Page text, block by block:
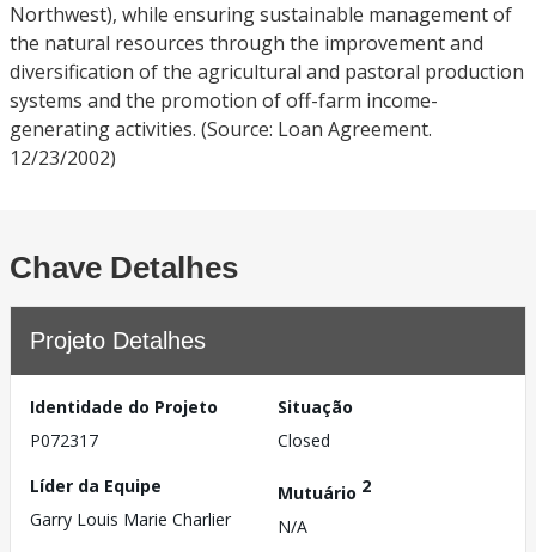
Northwest), while ensuring sustainable management of
the natural resources through the improvement and
diversification of the agricultural and pastoral production
systems and the promotion of off-farm income-
generating activities. (Source: Loan Agreement.
12/23/2002)
Chave Detalhes
Projeto Detalhes
Identidade do Projeto
P072317
Situação
Closed
Líder da Equipe
Garry Louis Marie Charlier
Mutuário 2
N/A